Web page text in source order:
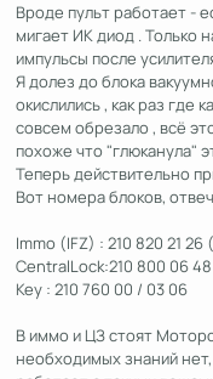
Вроде пульт работает -
мигает ИК диод . Только
импульсы после
Я долез до блока
окислились , как раз где
совсем обрезало , всё
похоже что "глюканула"
Теперь действительно
Вот номера блоков,
Immo (IFZ) : 210 820 21 26
CentralLock:210 800 06 48
Key : 210 760 00 / 03 06
В иммо и ЦЗ стоят
необходимых знаний